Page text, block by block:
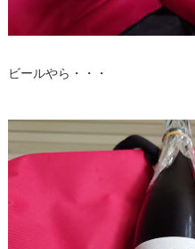
ビールやら・・・